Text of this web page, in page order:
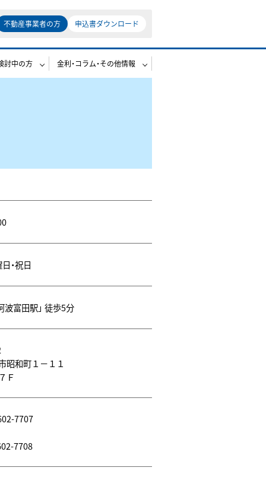
不動産事業者の方 申込書ダウンロード
討中の方 金利・コラム・その他情報
・祝日
波富田駅」 徒歩5分
昭和町１－１１
Ｆ
7707
7708